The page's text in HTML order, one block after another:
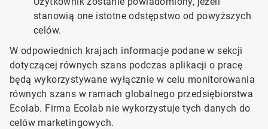
stanowią one istotne odstępstwo od powyższych
celów.
W odpowiednich krajach informacje podane w sekcji
dotyczącej równych szans podczas aplikacji o pracę
będą wykorzystywane wyłącznie w celu monitorowania
równych szans w ramach globalnego przedsiębiorstwa
Ecolab. Firma Ecolab nie wykorzystuje tych danych do
celów marketingowych.